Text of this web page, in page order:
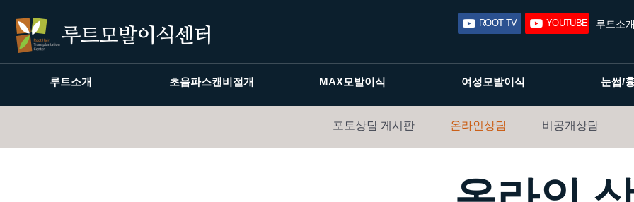
ROOT TV YOUTUBE 루트소
루트소개 초음파스캔비절개 MAX모발이식 여성모발이식 눈썹/
포토상담 게시판 온라인상담 비공개상담